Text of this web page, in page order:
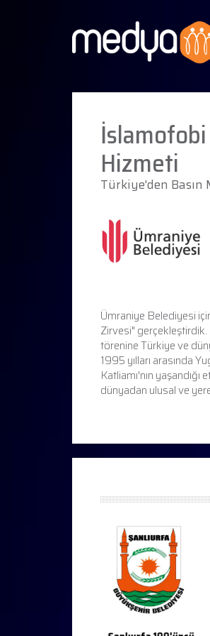
Hizmeti
Türkiye'den Basın
Ümraniye Belediyesi
Zirvesi" gerçekleştirdik.
törenine Türkiye ve
1995 yılları arasında
Katliamı'nın
dünyadan ulusal ve